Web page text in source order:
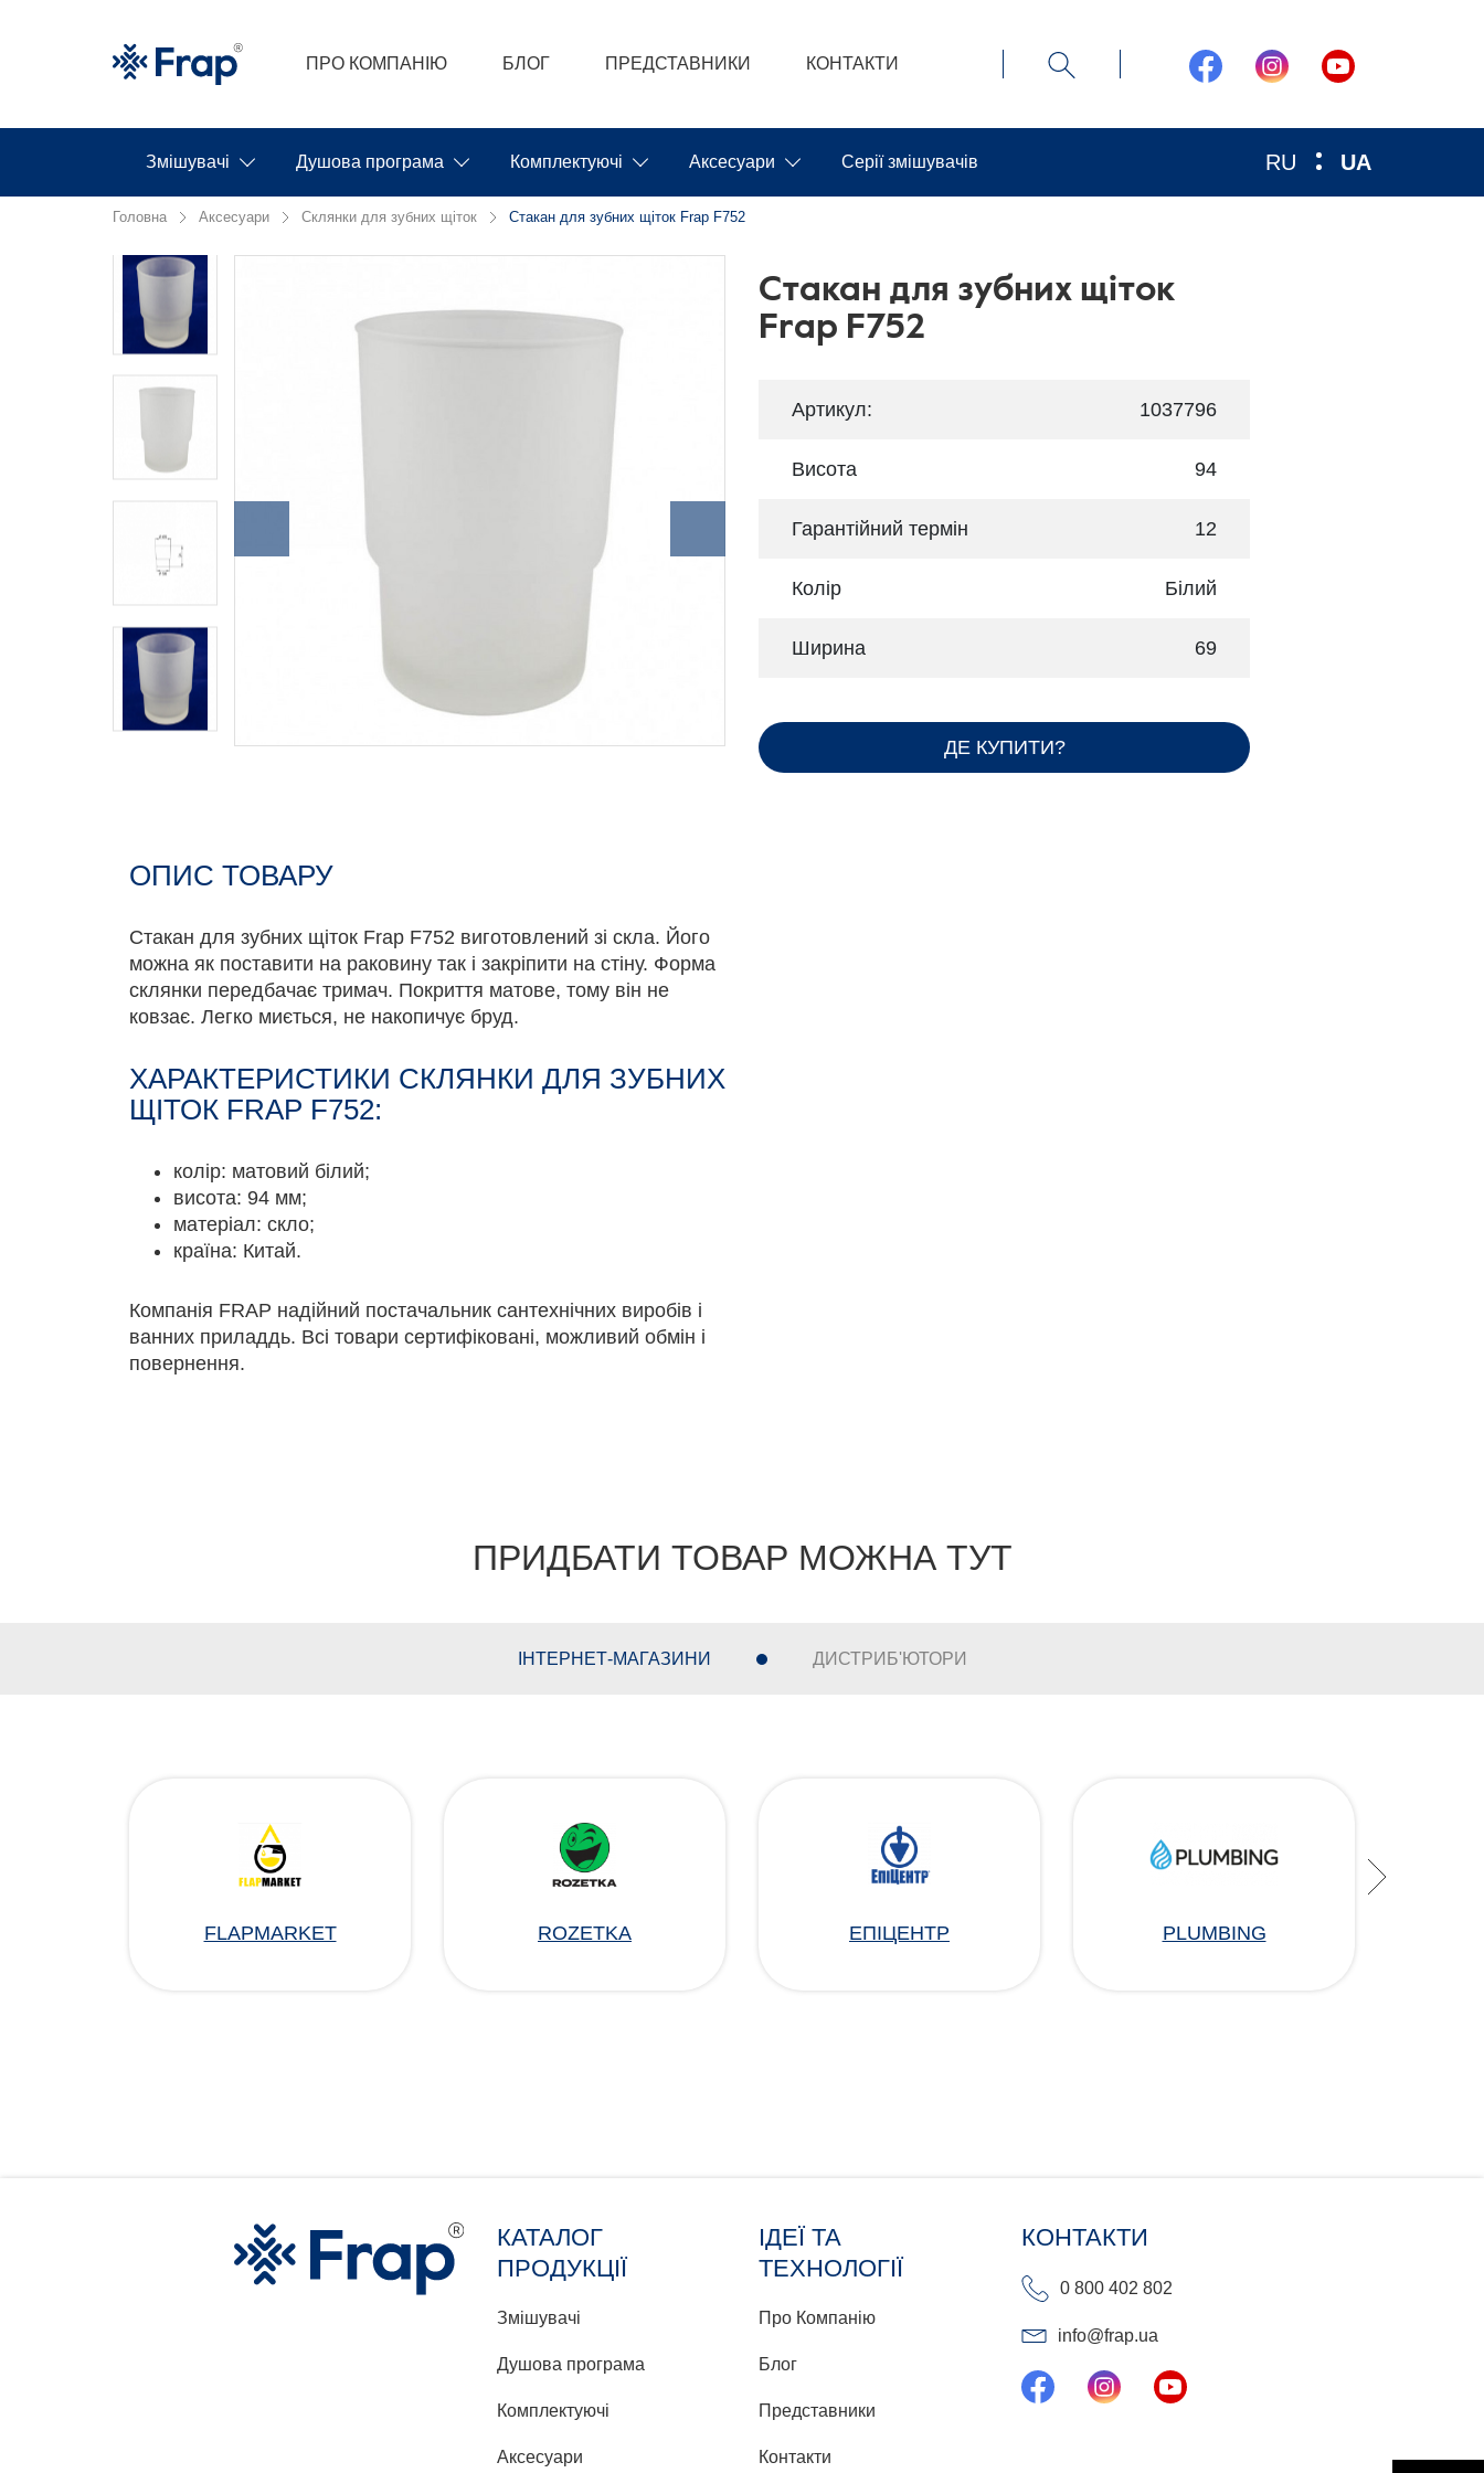
ПРО КОМПАНІЮ БЛОГ ПРЕДСТАВНИКИ КОНТАКТИ
RU UA
Змішувачі Душова програма Комплектуючі Аксесуари Серії змішувачів
Головна Аксесуари Склянки для зубних щіток Стакан для зубних щіток Frap F752
ОПИС ТОВАРУ
Стакан для зубних щіток Frap F752 виготовлений зі скла. Його
можна як поставити на раковину так і закріпити на стіну. Форма
склянки передбачає тримач. Покриття матове, тому він не
ковзає. Легко миється, не накопичує бруд.
ХАРАКТЕРИСТИКИ СКЛЯНКИ ДЛЯ ЗУБНИХ
ЩІТОК FRAP F752:
колір: матовий білий;
висота: 94 мм;
матеріал: скло;
країна: Китай.
Компанія FRAP надійний постачальник сантехнічних виробів і
ванних приладдь. Всі товари сертифіковані, можливий обмін і
повернення.
Стакан для зубних щіток
Frap F752
Артикул: 1037796
Висота 94
Гарантійний термін 12
Колір Білий
Ширина 69
ДЕ КУПИТИ?
ПРИДБАТИ ТОВАР МОЖНА ТУТ
ІНТЕРНЕТ-МАГАЗИНИ ДИСТРИБ'ЮТОРИ
FLAPMARKET ROZETKA ЕПІЦЕНТР PLUMBING
КАТАЛОГ
ПРОДУКЦІЇ
Змішувачі
Душова програма
Комплектуючі
Аксесуари
ІДЕЇ ТА
ТЕХНОЛОГІЇ
Про Компанію
Блог
Представники
Контакти
КОНТАКТИ
0 800 402 802
info@frap.ua